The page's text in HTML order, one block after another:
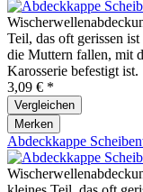
Teil, das oft gerissen
die Muttern fallen, mit
Karosserie befestigt ist.
3,09 € *
Vergleichen
Merken
Abdeckkappe